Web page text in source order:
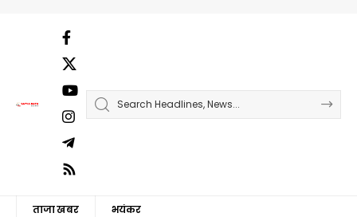
ताजा खबर भयंकर